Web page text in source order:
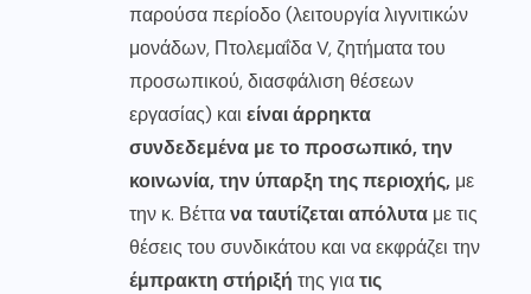
παρούσα περίοδο (λειτουργία λιγνιτικών
μονάδων, Πτολεμαΐδα V, ζητήματα του
προσωπικού, διασφάλιση θέσεων
εργασίας) και είναι άρρηκτα
συνδεδεμένα με το προσωπικό, την
κοινωνία, την ύπαρξη της περιοχής, με
την κ. Βέττανα ταυτίζεται απόλυτα με τις
θέσεις του συνδικάτου και να εκφράζει την
έμπρακτη στήριξή της γιατις